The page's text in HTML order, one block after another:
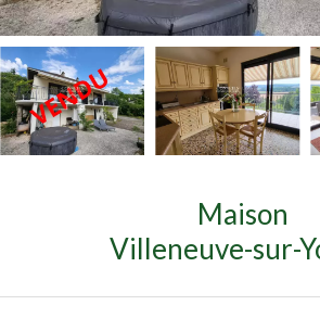
Maison
Villeneuve-sur-